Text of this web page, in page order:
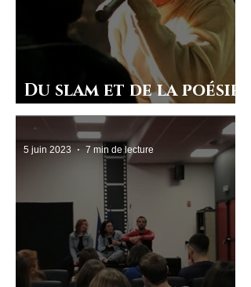
Du slam et de la poésie
à Beaupré
5 juin 2023 7 min de lecture